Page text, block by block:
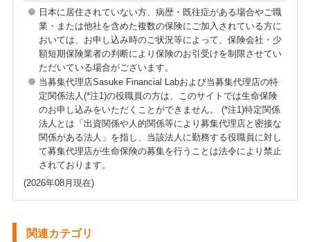
日本に居住されていない方、病歴・既往症がある場合やご職
業・または他社を含めた複数の保険にご加入されている方に
おいては、お申し込み時のご状況等によって、保険会社・少
額短期保険業者の判断により保険のお引受けを制限させてい
ただいている場合がございます。
当募集代理店Sasuke Financial Labおよび当募集代理店の特
定関係法人(*注1)の役職員の方は、このサイトでは生命保険
のお申し込みをいただくことができません。 (*注1)特定関係
法人とは「出資関係や人的関係等により募集代理店と密接な
関係がある法人」を指し、当該法人に勤務する役職員に対し
て募集代理店が生命保険の募集を行うことは法令により禁止
されております。
(2026年08月現在)
関連カテゴリ